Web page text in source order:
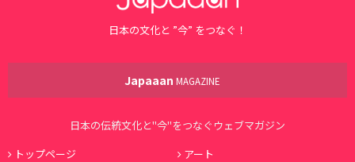
日本の文化と ”今” をつなぐ！
Japaaan MAGAZINE
日本の伝統文化と"今"をつなぐウェブマガジン
トップページ
アート